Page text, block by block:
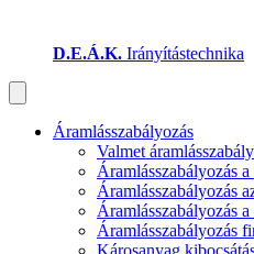
D.E.Á.K. Irányítástechnika
Áramlásszabályozás
Valmet
Áramlásszabályozás
Áramlásszabályozás
Áramlásszabályozás
Áramlásszabályozás